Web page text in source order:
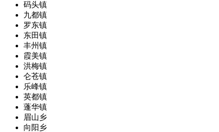
码头镇
九都镇
罗东镇
东田镇
丰州镇
霞美镇
洪梅镇
仑苍镇
乐峰镇
英都镇
蓬华镇
眉山乡
向阳乡